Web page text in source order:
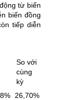
từ biến
biến đồng
tiếp diễn
So với
cùng
kỳ
26,70%